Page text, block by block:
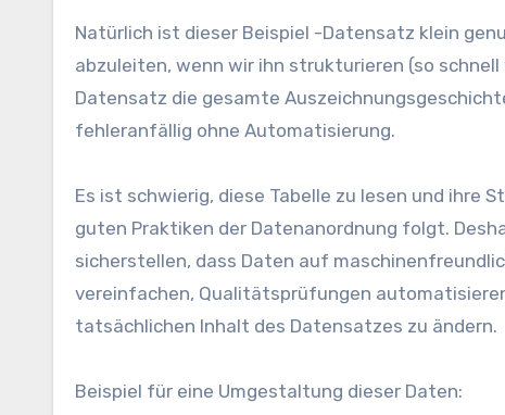
Natürlich ist dieser Beispiel -Datensatz klein
abzuleiten, wenn wir ihn strukturieren (so
Datensatz die gesamte
fehleranfällig ohne Automatisierung.
Es ist schwierig, diese Tabelle zu lesen und ihre
guten Praktiken der Datenanordnung folgt.
sicherstellen, dass Daten auf
vereinfachen, Qualitätsprüfungen
tatsächlichen Inhalt des Datensatzes zu ändern.
Beispiel für eine Umgestaltung dieser Daten: